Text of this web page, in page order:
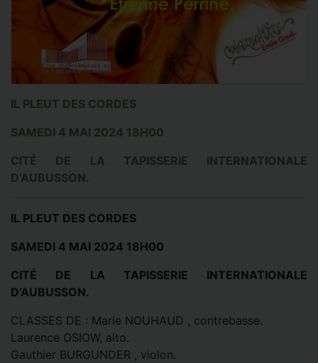
IL PLEUT DES CORDES
SAMEDI 4 MAI 2024 18H00
CITÉ DE LA TAPISSERIE INTERNATIONALE
D’AUBUSSON.
IL PLEUT DES CORDES
SAMEDI 4 MAI 2024 18H00
CITÉ DE LA TAPISSERIE INTERNATIONALE
D’AUBUSSON.
CLASSES DE : Marie NOUHAUD , contrebasse.
Laurence OSIOW, alto.
Gauthier BURGUNDER , violon.